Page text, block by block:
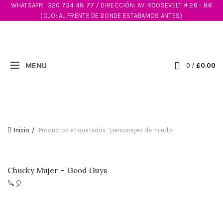
WHATSAPP:
320 734 48 77 / DIRECCIÓN: AV. ROOSEVELT # 26 - 86
(OJO: AL FRENTE DE DONDE ESTABAMOS ANTES)
0 / £0.00
Inicio Productos etiquetados “personajes de miedo”
Chucky Mujer – Good Guys
🔪🎈